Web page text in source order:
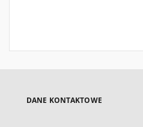
DANE KONTAKTOWE